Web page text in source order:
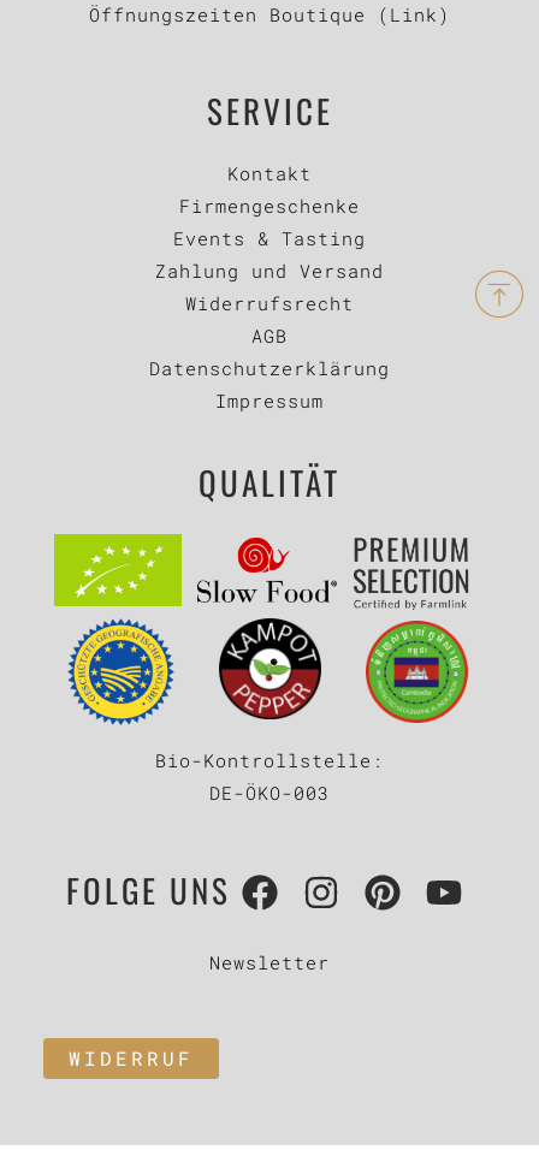
Öffnungszeiten Boutique (Link)
SERVICE
Kontakt
Firmengeschenke
Events & Tasting
Zahlung und Versand
Widerrufsrecht
AGB
Datenschutzerklärung
Impressum
QUALITÄT
Bio-Kontrollstelle:
DE-ÖKO-003
FOLGE UNS
Newsletter
WIDERRUF